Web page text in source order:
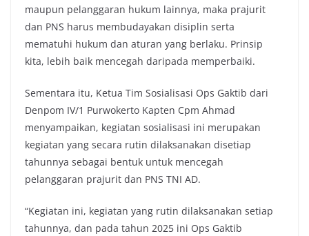
maupun pelanggaran hukum lainnya, maka prajurit
dan PNS harus membudayakan disiplin serta
mematuhi hukum dan aturan yang berlaku. Prinsip
kita, lebih baik mencegah daripada memperbaiki.
Sementara itu, Ketua Tim Sosialisasi Ops Gaktib dari
Denpom IV/1 Purwokerto Kapten Cpm Ahmad
menyampaikan, kegiatan sosialisasi ini merupakan
kegiatan yang secara rutin dilaksanakan disetiap
tahunnya sebagai bentuk untuk mencegah
pelanggaran prajurit dan PNS TNI AD.
“Kegiatan ini, kegiatan yang rutin dilaksanakan setiap
tahunnya, dan pada tahun 2025 ini Ops Gaktib